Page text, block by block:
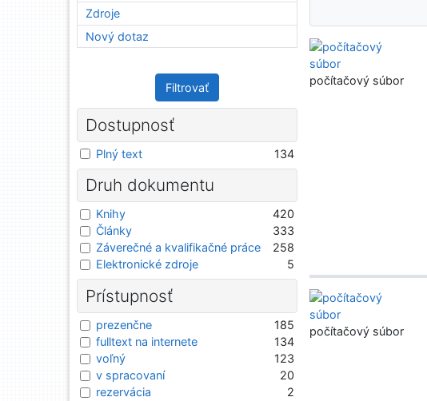
počítačový súbor
počítačový súbor
Zdroje
Nový dotaz
Filtrovať
Dostupnosť
Plný text 134
Druh dokumentu
Knihy
420
Články
333
Záverečné a kvalifikačné práce
258
Elektronické zdroje
5
Prístupnosť
prezenčne
185
fulltext na internete
134
voľný
123
v spracovaní
20
rezervácia
2